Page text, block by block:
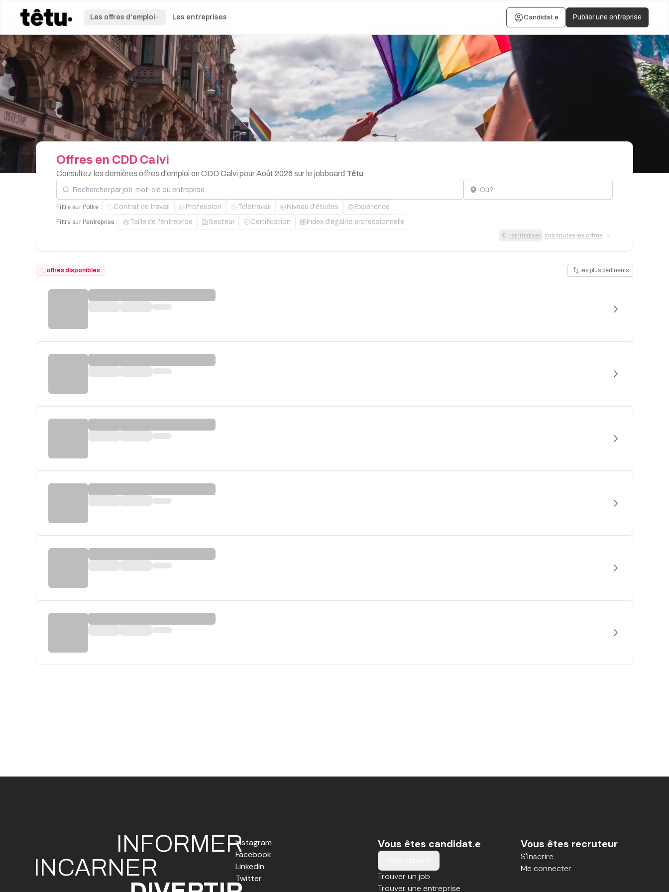
Les offres d'emploi Les entreprises Candidat.e Publier une entreprise
Offres en CDD Calvi
Consultez les dernières offres d'emploi en CDD Calvi pour Août 2026 sur le jobboard Têtu
Rechercher par job, mot-clé ou entreprise Localisation
Filtre sur l'offre : Contrat de travail Profession Télétravail Niveau d'études Expérience
Filtre sur l'entreprise : Taille de l'entreprise Secteur Certification Index d'égalité professionnelle
réinitialiser voir toutes les offres
offres disponibles les plus pertinents
INFORMER
INCARNER
Instagram
Facebook
LinkedIn
Twitter
Vous êtes candidat.e
Trouver un job
Trouver une entreprise
Vous êtes recruteur
S'inscrire
Me connecter